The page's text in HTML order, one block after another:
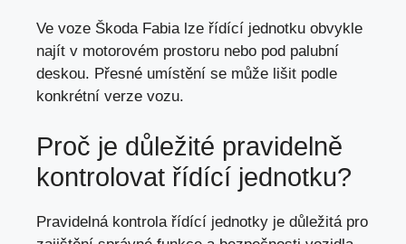
Ve voze Škoda Fabia lze řídící jednotku obvykle
najít v motorovém prostoru nebo pod palubní
deskou. Přesné umístění se může lišit podle
konkrétní verze vozu.
Proč je důležité pravidelně
kontrolovat řídící jednotku?
Pravidelná kontrola řídící jednotky je důležitá pro